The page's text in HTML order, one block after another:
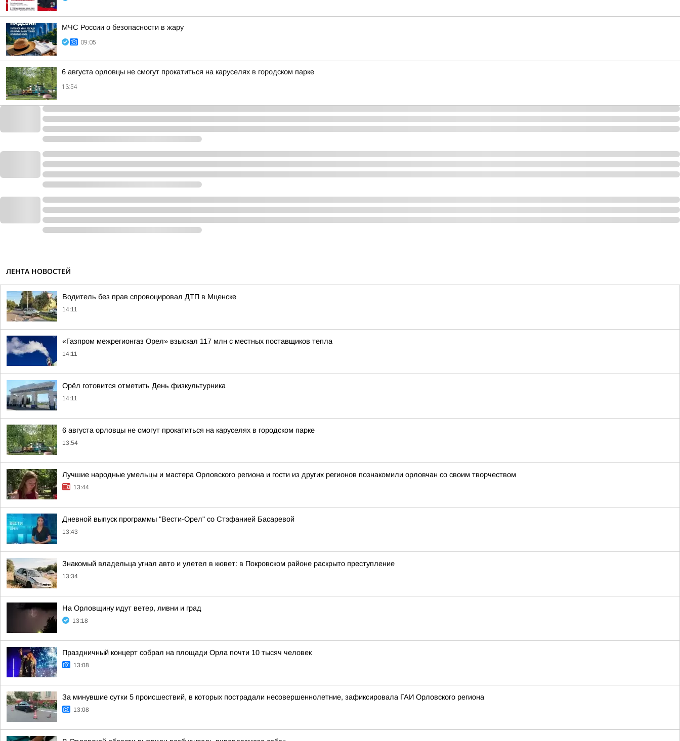
МЧС России о безопасности в жару
09:05
6 августа орловцы не смогут прокатиться на каруселях в городском парке
13:54
ЛЕНТА НОВОСТЕЙ
Водитель без прав спровоцировал ДТП в Мценске
14:11
«Газпром межрегионгаз Орел» взыскал 117 млн с местных поставщиков тепла
14:11
Орёл готовится отметить День физкультурника
14:11
6 августа орловцы не смогут прокатиться на каруселях в городском парке
13:54
Лучшие народные умельцы и мастера Орловского региона и гости из других регионов познакомили орловчан со своим творчеством
13:44
Дневной выпуск программы "Вести-Орел" со Стэфанией Басаревой
13:43
Знакомый владельца угнал авто и улетел в кювет: в Покровском районе раскрыто преступление
13:34
На Орловщину идут ветер, ливни и град
13:18
Праздничный концерт собрал на площади Орла почти 10 тысяч человек
13:08
За минувшие сутки 5 происшествий, в которых пострадали несовершеннолетние, зафиксировала ГАИ Орловского региона
13:08